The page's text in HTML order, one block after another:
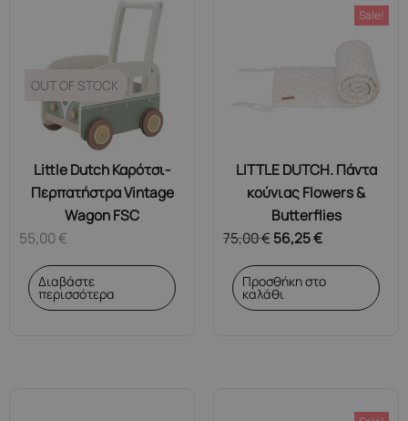
Little Dutch Καρότσι-
Περπατήστρα Vintage
Wagon FSC
OUT OF STOCK
55,00€
Διαβάστε
περισσότερα
Sale!
LITTLE DUTCH. Πάντα
κούνιας Flowers &
Butterflies
75,00€56,25€
Προσθήκη στο
καλάθι